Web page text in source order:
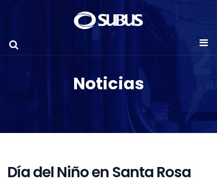
Noticias
Día del Niño en Santa Rosa